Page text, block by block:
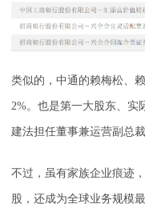
类似的，中通的赖梅松、
2%。也是第一大股东、实
建法担任董事兼运营副总裁
不过，虽有家族企业痕迹
股，还成为全球业务规模